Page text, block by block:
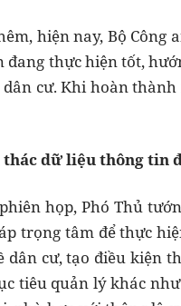
hiện nay, Bộ Công
đang thực hiện tốt,
cư. Khi hoàn
dữ liệu thông tin
họp, Phó Thủ
trọng tâm để thực
dân cư, tạo điều kiện
tiêu quản lý khác